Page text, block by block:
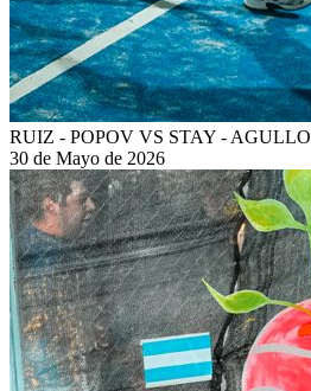
RUIZ - POPOV VS STAY - AGULLO
30 de Mayo de 2026